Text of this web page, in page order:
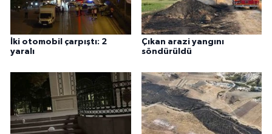
İki otomobil çarpıştı: 2
yaralı
Çıkan arazi yangını
söndürüldü